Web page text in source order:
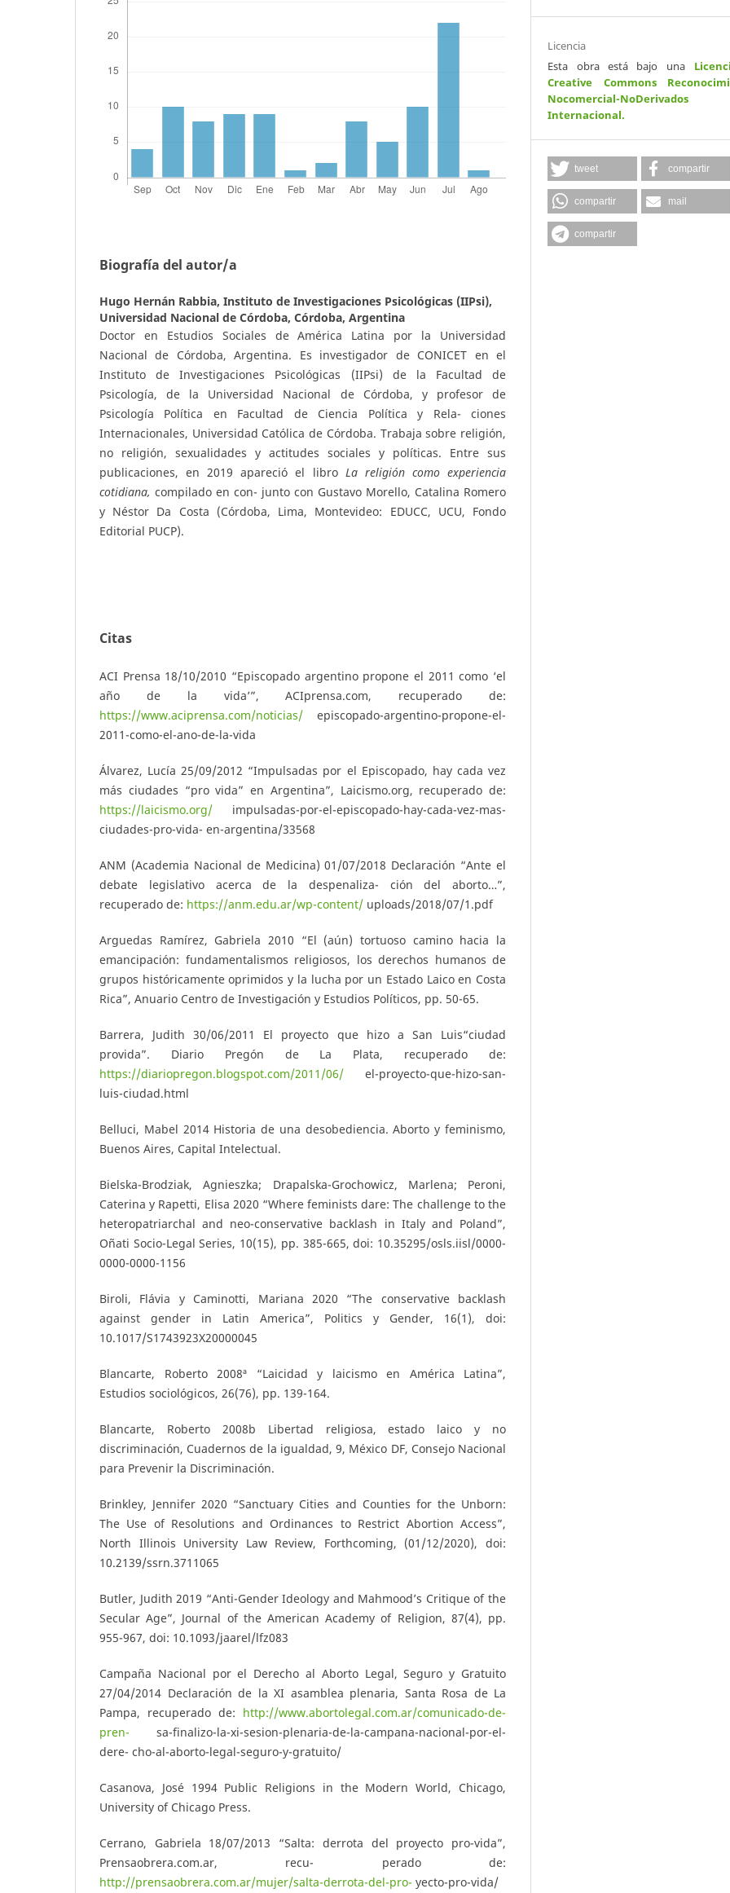
Biografía del autor/a
Hugo Hernán Rabbia, Instituto de Investigaciones Psicológicas (IIPsi),
Universidad Nacional de Córdoba, Córdoba, Argentina
Doctor en Estudios Sociales de América Latina por la Universidad
Nacional de Córdoba, Argentina. Es investigador de CONICET en el
Instituto de Investigaciones Psicológicas (IIPsi) de la Facultad de
Psicología, de la Universidad Nacional de Córdoba, y profesor de
Psicología Política en Facultad de Ciencia Política y Rela- ciones
Internacionales, Universidad Católica de Córdoba. Trabaja sobre religión,
no religión, sexualidades y actitudes sociales y políticas. Entre sus
publicaciones, en 2019 apareció el libro La religión como experiencia
cotidiana, compilado en con- junto con Gustavo Morello, Catalina Romero
y Néstor Da Costa (Córdoba, Lima, Montevideo: EDUCC, UCU, Fondo
Editorial PUCP).
Citas
ACI Prensa 18/10/2010 “Episcopado argentino propone el 2011 como ‘el
año de la vida’”, ACIprensa.com, recuperado de:
https://www.aciprensa.com/noticias/ episcopado-argentino-propone-el-
2011-como-el-ano-de-la-vida
Álvarez, Lucía 25/09/2012 “Impulsadas por el Episcopado, hay cada vez
más ciudades “pro vida” en Argentina”, Laicismo.org, recuperado de:
https://laicismo.org/ impulsadas-por-el-episcopado-hay-cada-vez-mas-
ciudades-pro-vida- en-argentina/33568
ANM (Academia Nacional de Medicina) 01/07/2018 Declaración “Ante el
debate legislativo acerca de la despenaliza- ción del aborto…”,
recuperado de: https://anm.edu.ar/wp-content/ uploads/2018/07/1.pdf
Arguedas Ramírez, Gabriela 2010 “El (aún) tortuoso camino hacia la
emancipación: fundamentalismos religiosos, los derechos humanos de
grupos históricamente oprimidos y la lucha por un Estado Laico en Costa
Rica”, Anuario Centro de Investigación y Estudios Políticos, pp. 50-65.
Barrera, Judith 30/06/2011 El proyecto que hizo a San Luis“ciudad
provida”. Diario Pregón de La Plata, recuperado de:
https://diariopregon.blogspot.com/2011/06/ el-proyecto-que-hizo-san-
luis-ciudad.html
Belluci, Mabel 2014 Historia de una desobediencia. Aborto y feminismo,
Buenos Aires, Capital Intelectual.
Bielska-Brodziak, Agnieszka; Drapalska-Grochowicz, Marlena; Peroni,
Caterina y Rapetti, Elisa 2020 “Where feminists dare: The challenge to the
heteropatriarchal and neo-conservative backlash in Italy and Poland”,
Oñati Socio-Legal Series, 10(15), pp. 385-665, doi: 10.35295/osls.iisl/0000-
0000-0000-1156
Biroli, Flávia y Caminotti, Mariana 2020 “The conservative backlash
against gender in Latin America”, Politics y Gender, 16(1), doi:
10.1017/S1743923X20000045
Blancarte, Roberto 2008ª “Laicidad y laicismo en América Latina”,
Estudios sociológicos, 26(76), pp. 139-164.
Blancarte, Roberto 2008b Libertad religiosa, estado laico y no
discriminación, Cuadernos de la igualdad, 9, México DF, Consejo Nacional
para Prevenir la Discriminación.
Brinkley, Jennifer 2020 “Sanctuary Cities and Counties for the Unborn:
The Use of Resolutions and Ordinances to Restrict Abortion Access”,
North Illinois University Law Review, Forthcoming, (01/12/2020), doi:
10.2139/ssrn.3711065
Butler, Judith 2019 “Anti-Gender Ideology and Mahmood’s Critique of the
Secular Age”, Journal of the American Academy of Religion, 87(4), pp.
955-967, doi: 10.1093/jaarel/lfz083
Campaña Nacional por el Derecho al Aborto Legal, Seguro y Gratuito
27/04/2014 Declaración de la XI asamblea plenaria, Santa Rosa de La
Pampa, recuperado de: http://www.abortolegal.com.ar/comunicado-de-
pren- sa-finalizo-la-xi-sesion-plenaria-de-la-campana-nacional-por-el-
dere- cho-al-aborto-legal-seguro-y-gratuito/
Casanova, José 1994 Public Religions in the Modern World, Chicago,
University of Chicago Press.
Cerrano, Gabriela 18/07/2013 “Salta: derrota del proyecto pro-vida”,
Prensaobrera.com.ar, recu- perado de:
http://prensaobrera.com.ar/mujer/salta-derrota-del-pro- yecto-pro-vida/
Licencia
Esta obra está bajo una
Creative Commons
Nocomercial-
Internacional.
tweet compartir
compartir mail
compartir